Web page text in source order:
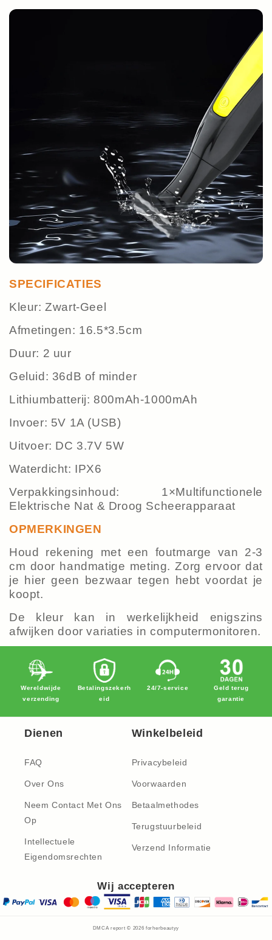
SPECIFICATIES
Kleur: Zwart-Geel
Afmetingen: 16.5*3.5cm
Duur: 2 uur
Geluid: 36dB of minder
Lithiumbatterij: 800mAh-1000mAh
Invoer: 5V 1A (USB)
Uitvoer: DC 3.7V 5W
Waterdicht: IPX6
Verpakkingsinhoud: 1×Multifunctionele
Elektrische Nat & Droog Scheerapparaat
OPMERKINGEN
Houd rekening met een foutmarge van 2-3
cm door handmatige meting. Zorg ervoor dat
je hier geen bezwaar tegen hebt voordat je
koopt.
De kleur kan in werkelijkheid enigszins
afwijken door variaties in computermonitoren.
Wereldwijde
verzending
Betalingszekerh
eid
24/7-service
Geld terug
garantie
Dienen
FAQ
Over Ons
Neem Contact Met Ons
Op
Intellectuele
Eigendomsrechten
Winkelbeleid
Privacybeleid
Voorwaarden
Betaalmethodes
Terugstuurbeleid
Verzend Informatie
Wij accepteren
DMCA report © 2026forherbeautyy